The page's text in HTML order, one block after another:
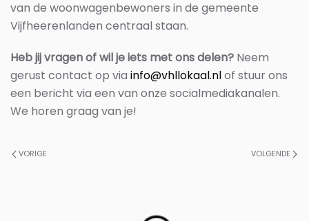
van de woonwagenbewoners in de gemeente
Vijfheerenlanden centraal staan.
Heb jij vragen of wil je iets met ons delen? Neem
gerust contact op via info@vhllokaal.nlof stuur ons
een bericht via een van onze socialmediakanalen.
We horen graag van je!
VORIGE VOLGENDE